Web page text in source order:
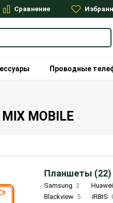
Сравнение
Проводные
MOBILE
Планшеты (22)
Samsung 2 Huawei
Blackview 5 IRBIS